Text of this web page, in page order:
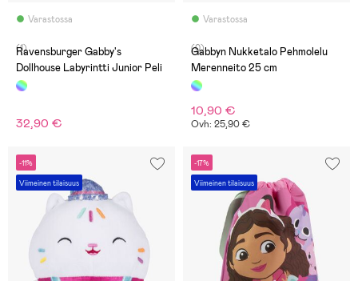
Varastossa
(1)
Ravensburger Gabby's
Dollhouse Labyrintti Junior Peli
32,90 €
Varastossa
(0)
Gabbyn Nukketalo Pehmolelu
Merenneito 25 cm
10,90 €
Ovh: 25,90 €
-11%
Viimeinen tilaisuus
-17%
Viimeinen tilaisuus